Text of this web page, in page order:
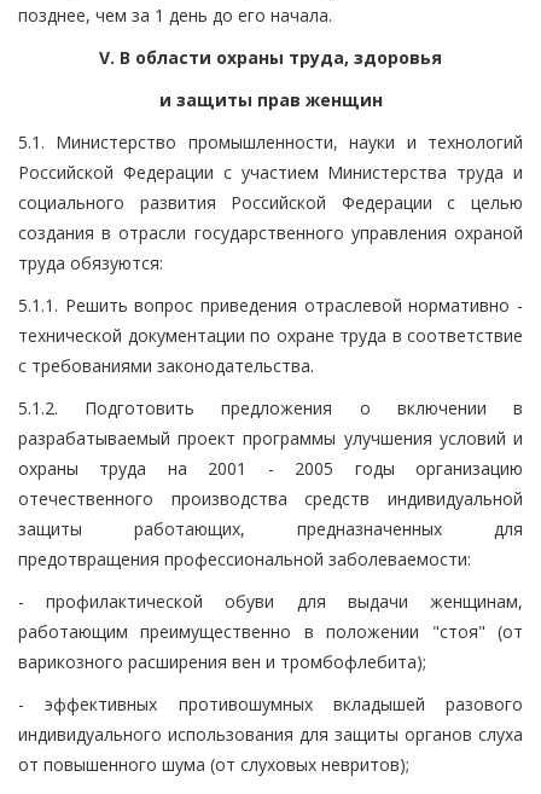
позднее, чем за 1 день до его начала.
V. В области охраны труда, здоровья
и защиты прав женщин
5.1. Министерство промышленности, науки и технологий
Российской Федерации с участием Министерства труда и
социального развития Российской Федерации с целью
создания в отрасли государственного управления охраной
труда обязуются:
5.1.1. Решить вопрос приведения отраслевой нормативно -
технической документации по охране труда в соответствие
с требованиями законодательства.
5.1.2. Подготовить предложения о включении в
разрабатываемый проект программы улучшения условий и
охраны труда на 2001 - 2005 годы организацию
отечественного производства средств индивидуальной
защиты работающих, предназначенных для
предотвращения профессиональной заболеваемости:
- профилактической обуви для выдачи женщинам,
работающим преимущественно в положении "стоя" (от
варикозного расширения вен и тромбофлебита);
- эффективных противошумных вкладышей разового
индивидуального использования для защиты органов слуха
от повышенного шума (от слуховых невритов);